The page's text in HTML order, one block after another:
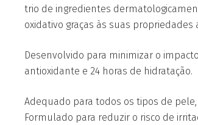
trio de ingredientes
oxidativo graças às suas
Desenvolvido para minimizar o
antioxidante e 24 horas de hidratação.
Adequado para todos os tipos de
Formulado para reduzir o risco de